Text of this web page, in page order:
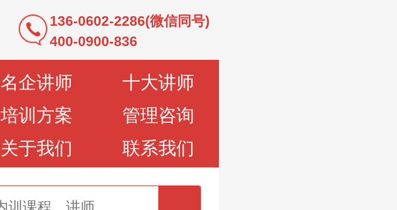
136-0602-2286(微信同号)
400-0900-836
名企讲师
十大讲师
培训方案
管理咨询
关于我们 联系我们